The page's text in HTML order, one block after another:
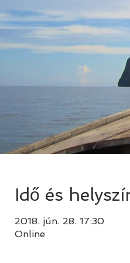
Idő és
2018. jún. 28. 17:30
Online